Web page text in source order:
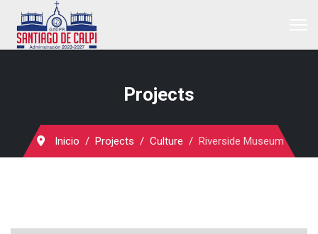
Projects
Inicio Projects Culture Riverside Museum